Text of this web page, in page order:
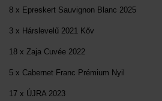
8 x Epreskert Sauvignon Blanc 2025
3 x Hárslevelű 2021 Kőv
18 x Zaja Cuvée 2022
5 x Cabernet Franc Prémium Nyil
17 x ÚJRA 2023